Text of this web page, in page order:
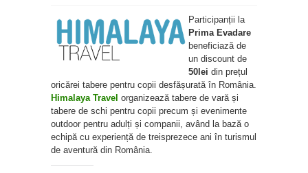
Participanții la
Prima Evadare
beneficiază de
un discount de
50lei din prețul
oricărei tabere pentru copii desfășurată în România.
Himalaya Travel organizează tabere de vară și
tabere de schi pentru copii precum și evenimente
outdoor pentru adulți și companii, având la bază o
echipă cu experiență de treisprezece ani în turismul
de aventură din România.